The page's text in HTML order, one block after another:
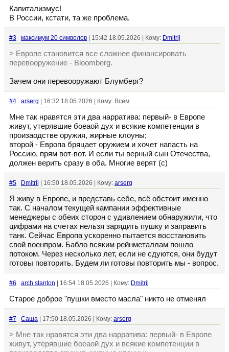
Капитализмус!
В России, кстати, та же проблема.
#3 максимум 20 символов | 15:42 18.05.2026 | Кому: Dmitrij
> Европе становится все сложнее финансировать
перевооружение - Bloomberg.
Зачем они перевооружают Блумберг?
#4 arserg | 16:32 18.05.2026 | Кому: Всем
Мне так нравятся эти два нарратива: первый- в Европе
живут, утерявшие боеаой дух и всякие компетенции в
произаодстве оружия, жирные клоуны;
второй - Европа бряцает оружием и хочет напасть на
Россию, прям вот-вот. И если ты верный сын Отечества,
должен верить сразу в оба. Многие верят (с)
#5 Dmitrij | 16:50 18.05.2026 | Кому: arserg
Я живу в Европе, и представь себе, всё обстоит именно
так. С началом текущей кампании эффективные
менеджеры с обеих сторон с удивлением обнаружили, что
цифрами на счетах нельзя зарядить пушку и заправить
танк. Сейчас Европа ускоренно пытается восстановить
свой военпром. Бабло всяким рейнметаллам пошло
потоком. Через несколько лет, если не сдуются, они будут
готовы повторить. Будем ли готовы повторить мы - вопрос.
#6 arch stanton | 16:54 18.05.2026 | Кому: Dmitrij
Старое доброе "пушки вместо масла" никто не отменял
#7 Cаша | 17:50 18.05.2026 | Кому: arserg
> Мне так нравятся эти два нарратива: первый- в Европе
живут, утерявшие боеаой дух и всякие компетенции в